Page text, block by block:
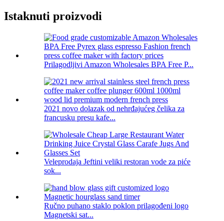
Istaknuti proizvodi
Prilagodljivi Amazon Wholesales BPA Free P...
2021 novo dolazak od nehrđajućeg čelika za
francusku presu kafe...
Veleprodaja Jeftini veliki restoran vode za piće
sok...
Ručno puhano staklo poklon prilagođeni logo
Magnetski sat...